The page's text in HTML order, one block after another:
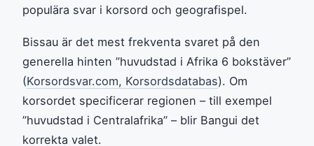
populära svar i korsord och geografispel.
Bissau är det mest frekventa svaret på den
generella hinten ”huvudstad i Afrika 6 bokstäver”
(Korsordsvar.com, Korsordsdatabas). Om
korsordet specificerar regionen – till exempel
”huvudstad i Centralafrika” – blir Bangui det
korrekta valet.